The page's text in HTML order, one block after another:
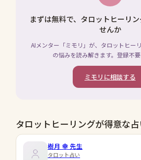
まずは無料で、タロットヒーリ
せんか
AIメンター「ミモリ」が、タロットヒー
の悩みを読み解きます。登録不要
ミモリに相談する
タロットヒーリングが得意な
樹月 幸先生
タロット占い